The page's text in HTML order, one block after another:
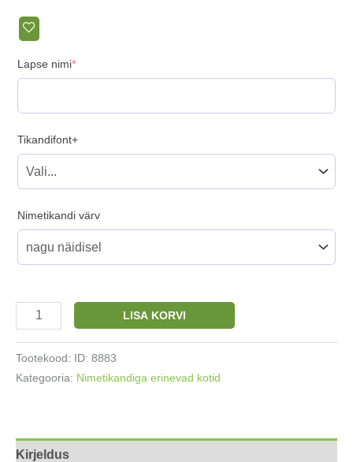
Lapse nimi*(required)
Tikandifont+
Nimetikandi värv
Nimega
sussikott
LISA KORVI
Tootekood: ID: 8883
Kategooria: Nimetikandiga erinevad kotid
Kirjeldus